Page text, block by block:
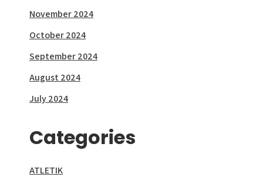
November 2024
October 2024
September 2024
August 2024
July 2024
Categories
ATLETIK